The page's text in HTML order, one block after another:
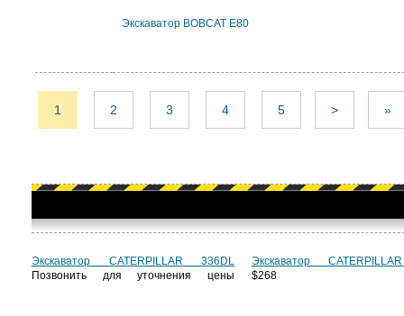
Экскаватор BOBCAT E80
1 2 3 4 5 > »
Экскаватор CATERPILLAR 336DL
Позвонить для уточнения цены
Экскаватор
$268